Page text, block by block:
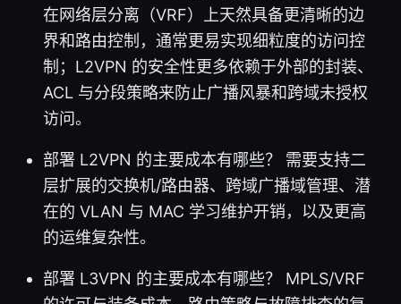
在网络层分离（VRF）上天然具备更清晰的边
界和路由控制，通常更易实现细粒度的访问控
制；L2VPN 的安全性更多依赖于外部的封装、
ACL 与分段策略来防止广播风暴和跨域未授权
访问。
部署 L2VPN 的主要成本有哪些？ 需要支持二
层扩展的交换机/路由器、跨域广播域管理、潜
在的 VLAN 与 MAC 学习维护开销，以及更高
的运维复杂性。
部署 L3VPN 的主要成本有哪些？ MPLS/VRF